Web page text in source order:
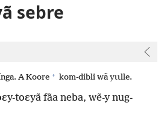
sebre
A Koore + kom-dibli wã yɩɩlle.
toɛyã fãa neba, wẽ-y nug-